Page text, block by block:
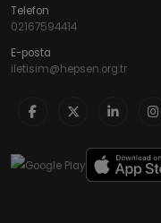
Telefon
02167594414
E-posta
iletisim@hepsen.org.tr